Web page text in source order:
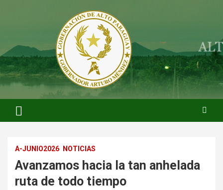
ARTUROMENDEZ.ORG
ARTURO MENDEZ GOBERNADOR 2023
A-JUNIO2026 NOTICIAS
Avanzamos hacia la tan anhelada
ruta de todo tiempo